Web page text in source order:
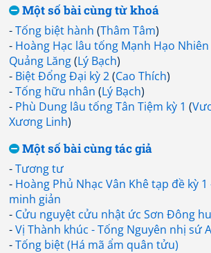
Một số bài cùng từ khoá
-Tống biệt hành (Thâm Tâm)
- Hoàng Hạc lâu tống Mạnh Hạo
Quảng Lăng(Lý Bạch)
- Biệt Đổng Đại kỳ 2(Cao Thích)
-Tống hữu nhân (Lý Bạch)
- Phù Dung lâu tống Tân Tiệm kỳ 1 (
Xương Linh)
Một số bài cùng tác giả
-Tương tư
- Hoàng Phủ Nhạc Vân Khê tạp đề kỳ
minh giản
- Cửu nguyệt cửu nhật ức Sơn Đông
-Vị Thành khúc - Tống Nguyên nhị sứ
-Tống biệt (Há mã ẩm quân tửu)